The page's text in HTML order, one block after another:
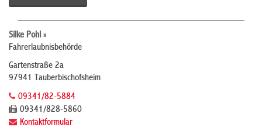
Silke Pohl »
Fahrerlaubnisbehörde
Gartenstraße 2a
97941 Tauberbischofsheim
09341/82-5884
09341/828-5860
Kontaktformular